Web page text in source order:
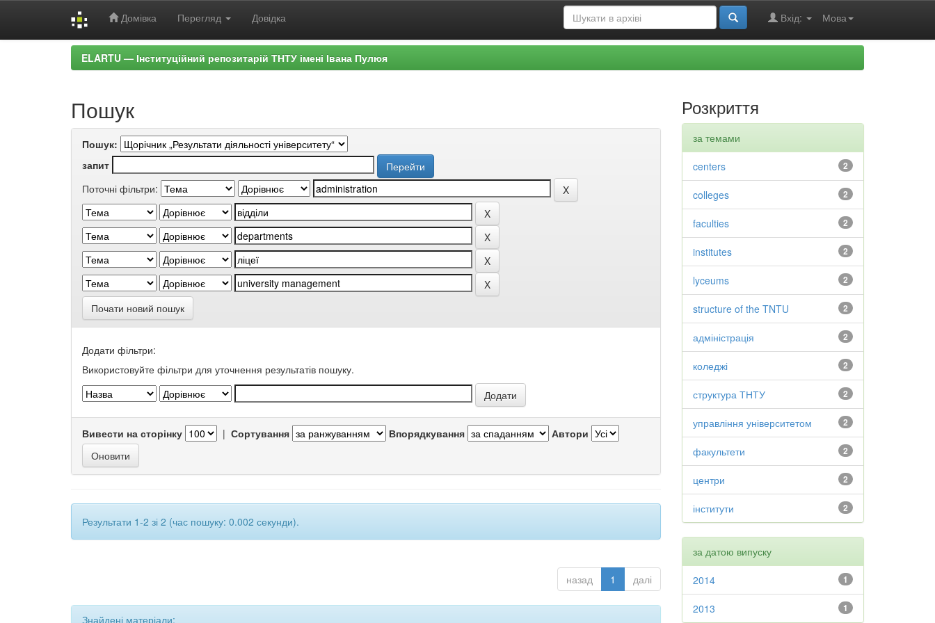
Домівка Перегляд Довідка Мова
Вхід:
ELARTU — Інституційний репозитарій ТНТУ імені Івана Пулюя
Пошук
Пошук:
запит
Поточні фільтри:
Почати новий пошук
Додати фільтри:
Використовуйте фільтри для уточнення результатів пошуку.
Вивести на сторінку | Сортування Впорядкування Автори
Результати 1-2 зі 2 (час пошуку: 0.002 секунди).
назад 1 далі
Знайдені матеріали:
Розкриття
за темами
2
centers
2
colleges
2
faculties
2
institutes
2
lyceums
2
structure of the TNTU
2
адміністрація
2
коледжі
2
структура ТНТУ
2
управління університетом
2
факультети
2
центри
2
інститути
за датою випуску
1
2014
1
2013